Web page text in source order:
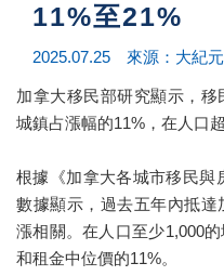
11%至21%
2025.07.25 來源：大紀元
加拿大移民部研究顯示，
城鎮占漲幅的11%，在人口
根據《加拿大各城市移民與
數據顯示，過去五年內抵達
漲相關。在人口至少1,000
和租金中位價的11%。